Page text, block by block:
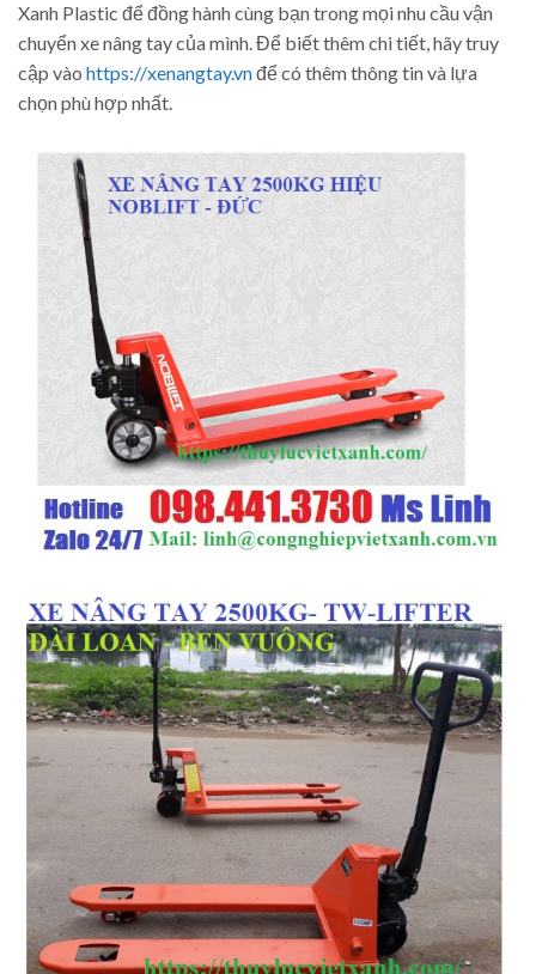
Xanh Plastic để đồng hành cùng bạn trong mọi nhu cầu vận
chuyển xe nâng tay của mình. Để biết thêm chi tiết, hãy truy
cập vào https://xenangtay.vnđể có thêm thông tin và lựa
chọn phù hợp nhất.